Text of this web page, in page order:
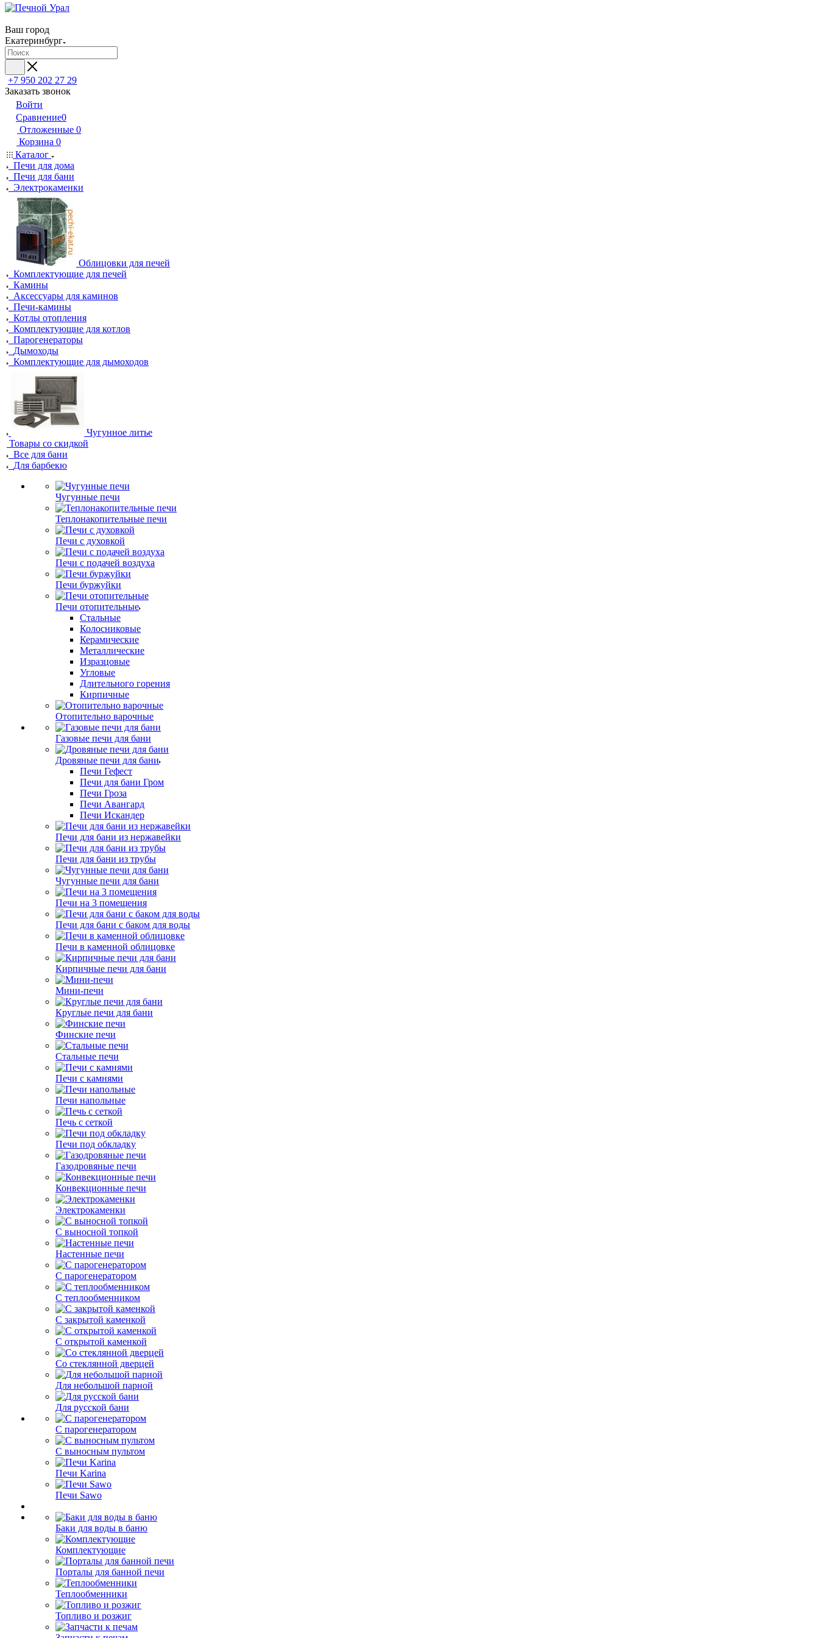
Ваш город
Екатеринбург
+7 950 202 27 29
Заказать звонок
Войти
Сравнение0
Отложенные 0
Корзина 0
Каталог
Печи для дома
Печи для бани
Электрокаменки
Облицовки для печей
Комплектующие для печей
Камины
Аксессуары для каминов
Печи-камины
Котлы отопления
Комплектующие для котлов
Парогенераторы
Дымоходы
Комплектующие для дымоходов
Чугунное литье
Товары со скидкой
Все для бани
Для барбекю
Чугунные печи
Теплонакопительные печи
Печи с духовкой
Печи с подачей воздуха
Печи буржуйки
Печи отопительные
Стальные
Колосниковые
Керамические
Металлические
Изразцовые
Угловые
Длительного горения
Кирпичные
Отопительно варочные
Газовые печи для бани
Дровяные печи для бани
Печи Гефест
Печи для бани Гром
Печи Гроза
Печи Авангард
Печи Искандер
Печи для бани из нержавейки
Печи для бани из трубы
Чугунные печи для бани
Печи на 3 помещения
Печи для бани с баком для воды
Печи в каменной облицовке
Кирпичные печи для бани
Мини-печи
Круглые печи для бани
Финские печи
Стальные печи
Печи с камнями
Печи напольные
Печь с сеткой
Печи под обкладку
Газодровяные печи
Конвекционные печи
Электрокаменки
С выносной топкой
Настенные печи
С парогенератором
С теплообменником
С закрытой каменкой
С открытой каменкой
Со стеклянной дверцей
Для небольшой парной
Для русской бани
С парогенератором
С выносным пультом
Печи Karina
Печи Sawo
Баки для воды в баню
Комплектующие
Порталы для банной печи
Теплообменники
Топливо и розжиг